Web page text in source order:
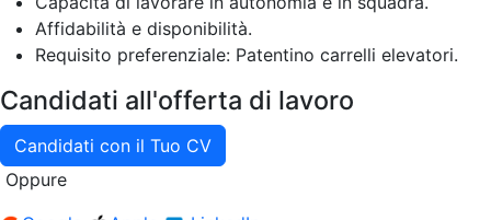
Affidabilità e disponibilità.
Requisito preferenziale: Patentino carrelli elevatori.
Candidati all'offerta di lavoro
Candidati con il Tuo CV
Oppure